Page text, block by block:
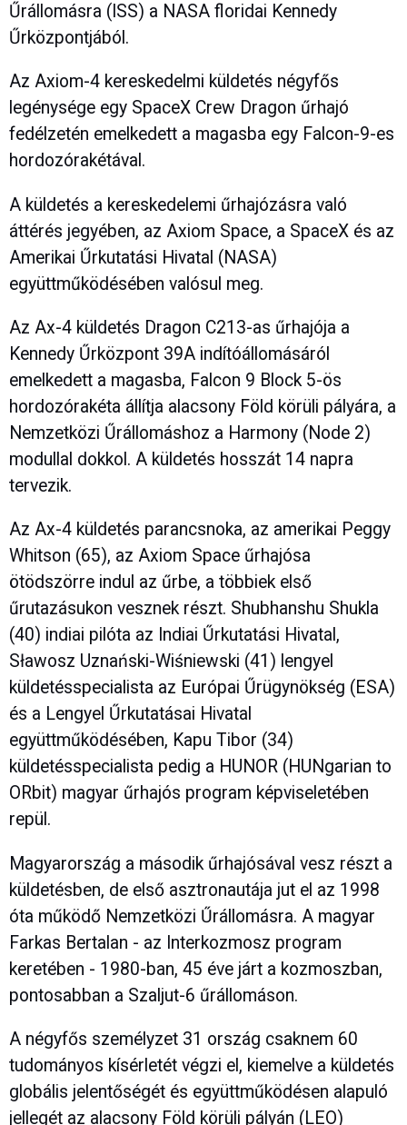
Űrállomásra (ISS) a NASA floridai Kennedy
Űrközpontjából.
Az Axiom-4 kereskedelmi küldetés négyfős
legénysége egy SpaceX Crew Dragon űrhajó
fedélzetén emelkedett a magasba egy Falcon-9-es
hordozórakétával.
A küldetés a kereskedelemi űrhajózásra való
áttérés jegyében, az Axiom Space, a SpaceX és az
Amerikai Űrkutatási Hivatal (NASA)
együttműködésében valósul meg.
Az Ax-4 küldetés Dragon C213-as űrhajója a
Kennedy Űrközpont 39A indítóállomásáról
emelkedett a magasba, Falcon 9 Block 5-ös
hordozórakéta állítja alacsony Föld körüli pályára, a
Nemzetközi Űrállomáshoz a Harmony (Node 2)
modullal dokkol. A küldetés hosszát 14 napra
tervezik.
Az Ax-4 küldetés parancsnoka, az amerikai Peggy
Whitson (65), az Axiom Space űrhajósa
ötödszörre indul az űrbe, a többiek első
űrutazásukon vesznek részt. Shubhanshu Shukla
(40) indiai pilóta az Indiai Űrkutatási Hivatal,
Sławosz Uznański-Wiśniewski (41) lengyel
küldetésspecialista az Európai Űrügynökség (ESA)
és a Lengyel Űrkutatásai Hivatal
együttműködésében, Kapu Tibor (34)
küldetésspecialista pedig a HUNOR (HUNgarian to
ORbit) magyar űrhajós program képviseletében
repül.
Magyarország a második űrhajósával vesz részt a
küldetésben, de első asztronautája jut el az 1998
óta működő Nemzetközi Űrállomásra. A magyar
Farkas Bertalan - az Interkozmosz program
keretében - 1980-ban, 45 éve járt a kozmoszban,
pontosabban a Szaljut-6 űrállomáson.
A négyfős személyzet 31 ország csaknem 60
tudományos kísérletét végzi el, kiemelve a küldetés
globális jelentőségét és együttműködésen alapuló
jellegét az alacsony Föld körüli pályán (LEO)